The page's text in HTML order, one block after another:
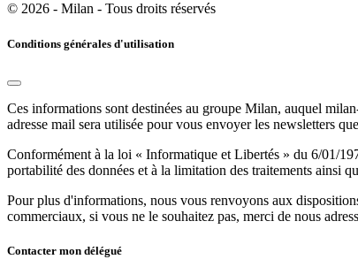
© 2026 - Milan - Tous droits réservés
Conditions générales d'utilisation
Ces informations sont destinées au groupe Milan, auquel
adresse mail sera utilisée pour vous envoyer les newsletters
Conformément à la loi « Informatique et Libertés » du 6/01/
portabilité des données et à la limitation des traitements ainsi
Pour plus d'informations, nous vous renvoyons aux
commerciaux, si vous ne le souhaitez pas, merci de nous
Contacter mon délégué